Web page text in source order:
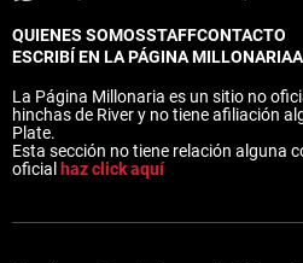
QUIENES SOMOSSTAFFCONTACTO
ESCRIBÍ EN LA PÁGINA MILLONARIA
La Página Millonaria es un sitio no
hinchas de River y no tiene afiliación
Plate.
Esta sección no tiene relación alguna
oficial haz click aquí